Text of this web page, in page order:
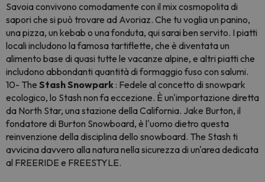
Savoia convivono comodamente con il mix cosmopolita di
sapori che si può trovare ad Avoriaz. Che tu voglia un panino,
una pizza, un kebab o una fonduta, qui sarai ben servito. I piatti
locali includono la famosa tartiflette, che è diventata un
alimento base di quasi tutte le vacanze alpine, e altri piatti che
includono abbondanti quantità di formaggio fuso con salumi.
10- The Stash Snowpark: Fedele al concetto di snowpark
ecologico, lo Stash non fa eccezione. È un'importazione diretta
da North Star, una stazione della California. Jake Burton, il
fondatore di Burton Snowboard, è l'uomo dietro questa
reinvenzione della disciplina dello snowboard. The Stash ti
avvicina davvero alla natura nella sicurezza di un'area dedicata
al FREERIDE e FREESTYLE.